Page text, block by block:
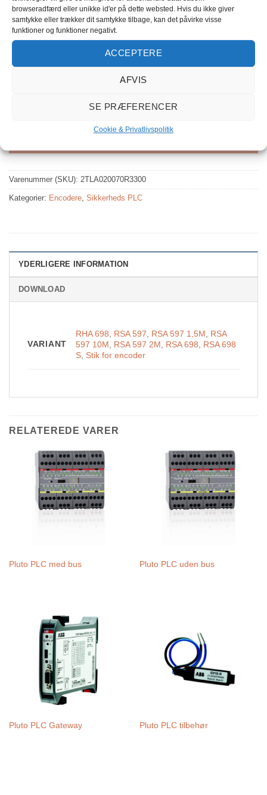
browseradfærd eller unikke id'er på dette websted. Hvis du ikke giver
samtykke eller trækker dit samtykke tilbage, kan det påvirke visse
funktioner og funktioner negativt.
ACCEPTERE
AFVIS
SE PRÆFERENCER
Cookie & Privatlivspolitik
1xPluto PLC Encoder 769,00 kr.
Subtotal
Pluto PLC Encoder antal
Varenummer (SKU): 2TLA020070R3300
Kategorier: Encodere, Sikkerheds PLC
YDERLIGERE INFORMATION
DOWNLOAD
VARIANT
RHA 698, RSA 597, RSA 597 1,5M, RSA
597 10M, RSA 597 2M, RSA 698, RSA 698
S, Stik for encoder
RELATEREDE VARER
Pluto PLC med bus Pluto PLC uden bus
Pluto PLC Gateway Pluto PLC tilbehør